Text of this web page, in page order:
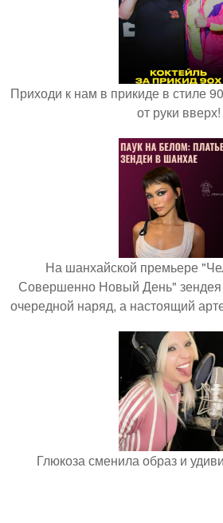
Приходи к нам в прикиде в стиле
от руки вверх!
На шанхайской премьере
Совершенно Новый День"
очередной наряд, а настоящий
Глюкоза сменила образ и